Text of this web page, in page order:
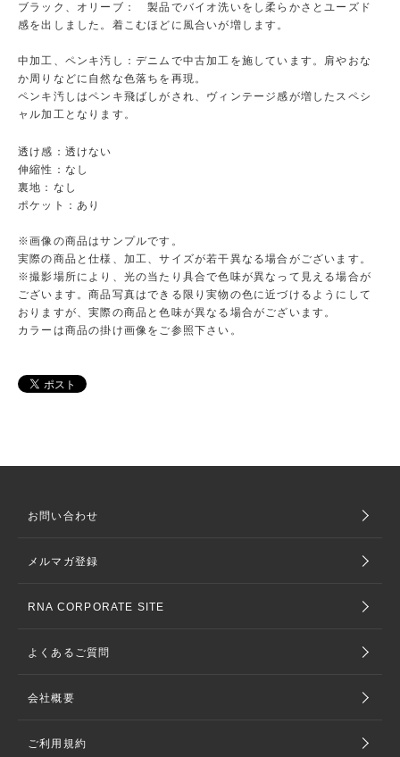
ブラック、オリーブ： 製品でバイオ洗いをし柔らかさとユーズド
感を出しました。着こむほどに風合いが増します。
中加工、ペンキ汚し：デニムで中古加工を施しています。肩やおな
か周りなどに自然な色落ちを再現。
ペンキ汚しはペンキ飛ばしがされ、ヴィンテージ感が増したスペシ
ャル加工となります。
透け感：透けない
伸縮性：なし
裏地：なし
ポケット：あり
※画像の商品はサンプルです。
実際の商品と仕様、加工、サイズが若干異なる場合がございます。
※撮影場所により、光の当たり具合で色味が異なって見える場合が
ございます。商品写真はできる限り実物の色に近づけるようにして
おりますが、実際の商品と色味が異なる場合がございます。
カラーは商品の掛け画像をご参照下さい。
お問い合わせ
メルマガ登録
RNA CORPORATE SITE
よくあるご質問
会社概要
ご利用規約